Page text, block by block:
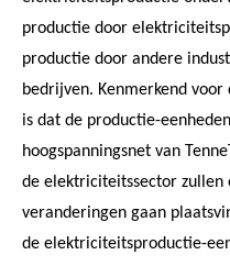
productie door
productie door andere
bedrijven. Kenmerkend
is dat de productie-
hoogspanningsnet van
de elektriciteitssector zullen
veranderingen gaan
de elektriciteitsproductie-